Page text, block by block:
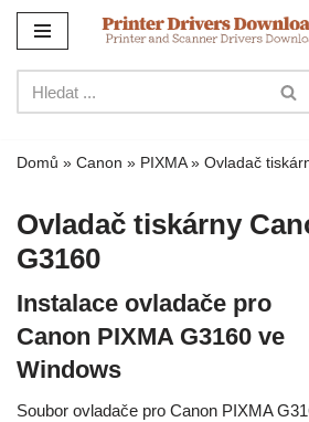
na
obsah
Domů » Canon » PIXMA» Ovladač
Ovladač tiskárny
G3160
Instalace ovladače pro
Canon PIXMA G3160 ve
Windows
Soubor ovladače pro Canon PIXMA